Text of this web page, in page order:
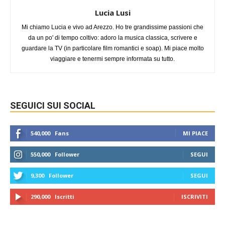
Lucia Lusi
Mi chiamo Lucia e vivo ad Arezzo. Ho tre grandissime passioni che
da un po' di tempo coltivo: adoro la musica classica, scrivere e
guardare la TV (in particolare film romantici e soap). Mi piace molto
viaggiare e tenermi sempre informata su tutto.
SEGUICI SUI SOCIAL
540,000 Fans MI PIACE
550,000 Follower SEGUI
9,300 Follower SEGUI
290,000 Iscritti ISCRIVITI